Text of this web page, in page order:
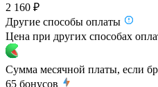
2 160 ₽
Другие способы оплаты
Цена при других способах
Сумма месячной платы, если
65 бонусов